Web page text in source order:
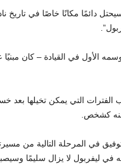
دائمًا مكانًا خاصًا في تاريخ
الأول في القيادة – كان مبنيًا
التي يمكن تخيلها بعد
عنه كشخص.
في المرحلة التالية من مسيرته
ليفربول لا يزال سليمًا